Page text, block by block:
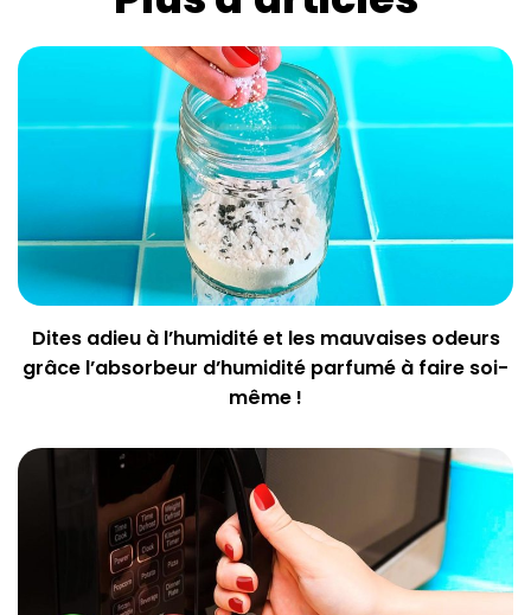
Dites adieu à l’humidité et les mauvaises odeurs
grâce l’absorbeur d’humidité parfumé à faire soi-
même !